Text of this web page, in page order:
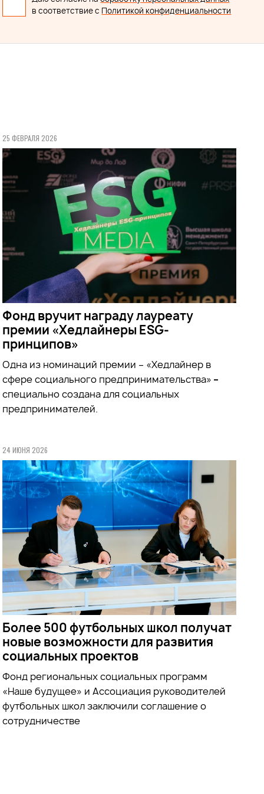
в соответствие с Политикой конфиденциальности
25 ФЕВРАЛЯ 2026
Фонд вручит награду лауреату
премии «Хедлайнеры ESG-
принципов»
Одна из номинаций премии – «Хедлайнер в
сфере социального предпринимательства» –
специально создана для социальных
предпринимателей.
24 ИЮНЯ 2026
Более 500 футбольных школ получат
новые возможности для развития
социальных проектов
Фонд региональных социальных программ
«Наше будущее» и Ассоциация руководителей
футбольных школ заключили соглашение о
сотрудничестве